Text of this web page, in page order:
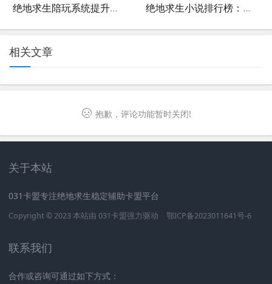
绝地求生陪玩系统提升游戏体验-如何利用绝地求生陪玩系统快速上分 绝地求生小说排行榜：热血战场的巅峰对决-绝地求生类小说推荐：玩家必读的精彩故事
相关文章
抱歉，评论功能暂时关闭!
关于本站
031卡盟专注绝地求生稳定辅助卡盟平台
Copyright © 2023 本站由 031卡盟强力驱动 鄂ICP备2023011641号-6
联系我们
合作或咨询可通过如下方式：